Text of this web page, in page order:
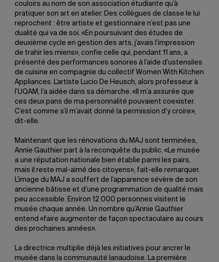
couloirs au nom de son association étudiante qu’à
pratiquer son art en atelier. Des collègues de classe le lui
reprochent : être artiste et gestionnaire n’est pas une
dualité qui va de soi. «En poursuivant des études de
deuxième cycle en gestion des arts, j’avais l’impression
de trahir les miens», confie celle qui, pendant 11 ans, a
présenté des performances sonores à l’aide d’ustensiles
de cuisine en compagnie du collectif Women With Kitchen
Appliances. L’artiste Lucio De Heusch, alors professeur à
l’UQAM, l’a aidée dans sa démarche. «Il m’a assurée que
ces deux pans de ma personnalité pouvaient coexister.
C’est comme s’il m’avait donné la permission d’y croire»,
dit-elle.
Maintenant que les rénovations du MAJ sont terminées,
Annie Gauthier part à la reconquête du public. «Le musée
a une réputation nationale bien établie parmi les pairs,
mais il reste mal-aimé des citoyens», fait-elle remarquer.
L’image du MAJ a souffert de l’apparence sévère de son
ancienne bâtisse et d’une programmation de qualité mais
peu accessible. Environ 12 000 personnes visitent le
musée chaque année. Un nombre qu’Annie Gauthier
entend «faire augmenter de façon spectaculaire au cours
des prochaines années».
La directrice multiplie déjà les initiatives pour ancrer le
musée dans la communauté lanaudoise. La première